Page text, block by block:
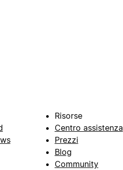
Risorse
Centro assistenza
Prezzi
Blog
Community